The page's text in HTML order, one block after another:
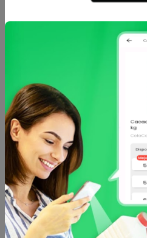
perro junior purina
Friskies
Pienso de conejo, pollo
y verdura para gato
adu...